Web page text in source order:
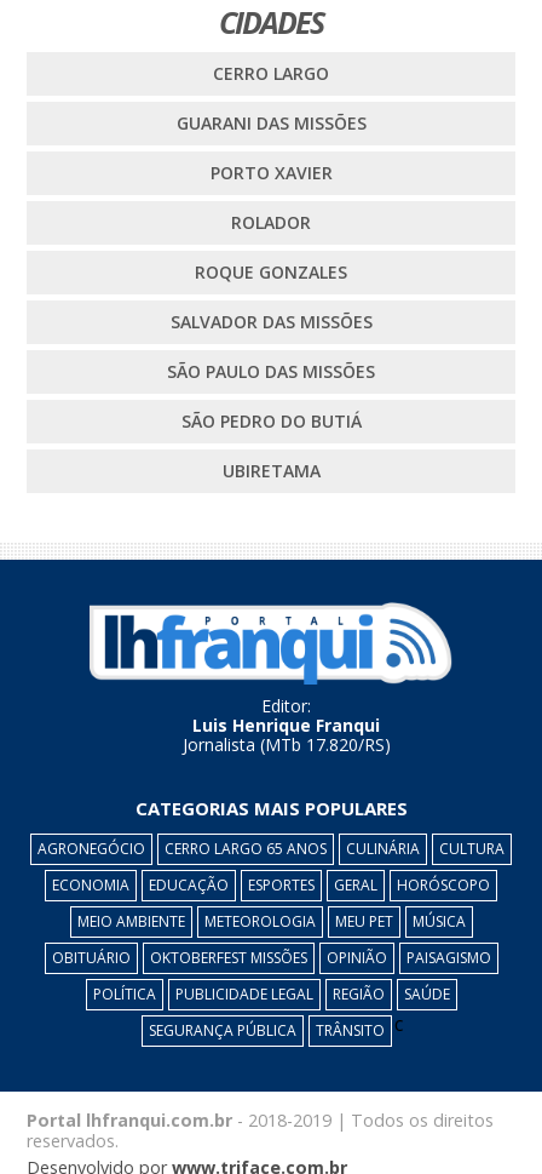
CIDADES
CERRO LARGO
GUARANI DAS MISSÕES
PORTO XAVIER
ROLADOR
ROQUE GONZALES
SALVADOR DAS MISSÕES
SÃO PAULO DAS MISSÕES
SÃO PEDRO DO BUTIÁ
UBIRETAMA
Editor:
Luis Henrique Franqui
Jornalista (MTb 17.820/RS)
CATEGORIAS MAIS POPULARES
AGRONEGÓCIO CERRO LARGO 65 ANOS CULINÁRIA
CULTURA
ECONOMIA
EDUCAÇÃO ESPORTES GERAL
HORÓSCOPO
MEIO AMBIENTE
METEOROLOGIA MEU PET
MÚSICA
OBITUÁRIO
OKTOBERFEST MISSÕES OPINIÃO
PAISAGISMO
POLÍTICA
PUBLICIDADE LEGAL REGIÃO
SAÚDE
SEGURANÇA PÚBLICA
TRÂNSITO c
Portal lhfranqui.com.br - 2018-2019 | Todos os direitos
reservados.
Desenvolvido porwww.triface.com.br